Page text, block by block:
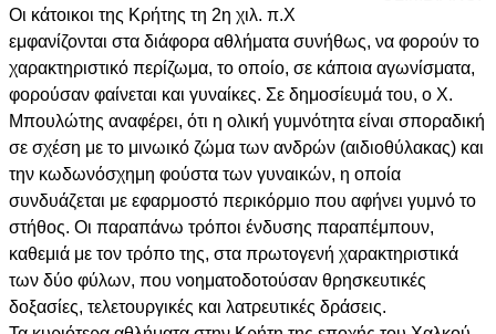
Οι κάτοικοι της Κρήτης τη 2η χιλ. π.Χ
εμφανίζονται στα διάφορα αθλήματα συνήθως, να φορούν το
χαρακτηριστικό περίζωμα, το οποίο, σε κάποια αγωνίσματα,
φορούσαν φαίνεται και γυναίκες. Σε δημοσίευμά του, ο Χ.
Μπουλώτης αναφέρει, ότι η ολική γυμνότητα είναι σποραδική
σε σχέση με το μινωικό ζώμα των ανδρών (αιδιοθύλακας) και
την κωδωνόσχημη φούστα των γυναικών, η οποία
συνδυάζεται με εφαρμοστό περικόρμιο που αφήνει γυμνό το
στήθος. Οι παραπάνω τρόποι ένδυσης παραπέμπουν,
καθεμιά με τον τρόπο της, στα πρωτογενή χαρακτηριστικά
των δύο φύλων, που νοηματοδοτούσαν θρησκευτικές
δοξασίες, τελετουργικές και λατρευτικές δράσεις.